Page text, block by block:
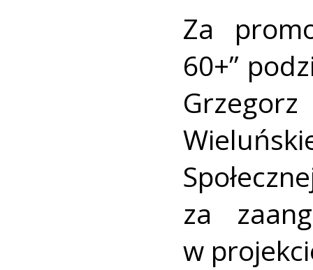
Za
60+”
za
w